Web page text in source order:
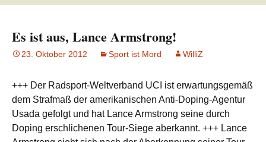
Es ist aus, Lance Armstrong!
23. Oktober 2012 Sport ist Mord WilliZ
+++ Der Radsport-Weltverband UCI ist erwartungsgemäß
dem Strafmaß der amerikanischen Anti-Doping-Agentur
Usada gefolgt und hat Lance Armstrong seine durch
Doping erschlichenen Tour-Siege aberkannt. +++ Lance